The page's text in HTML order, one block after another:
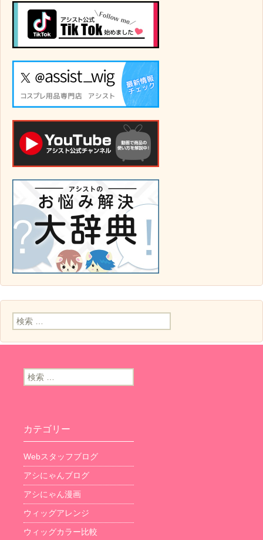
検索:
検索:
カテゴリー
Webスタッフブログ
アシにゃんブログ
アシにゃん漫画
ウィッグアレンジ
ウィッグカラー比較